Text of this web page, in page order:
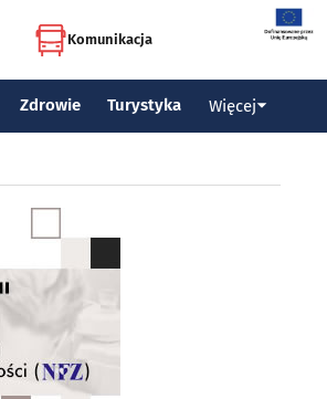
Komunikacja
Zdrowie Turystyka Więcej